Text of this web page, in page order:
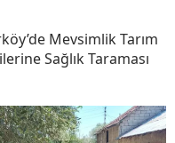
Mevsimlik Tarım
Sağlık Taraması